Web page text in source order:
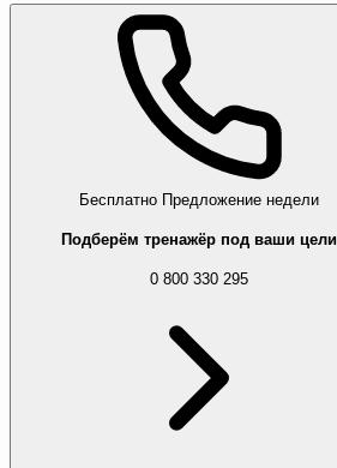
Бесплатно Предложение недели
Подберём тренажёр под ваши цели
0 800 330 295